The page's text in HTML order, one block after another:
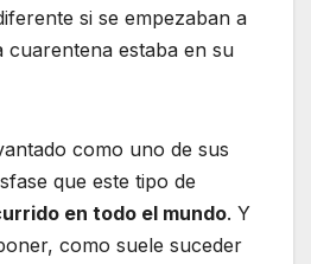
si se empezaban a
estaba en su
como uno de sus
que este tipo de
en todo el mundo. Y
como suele suceder